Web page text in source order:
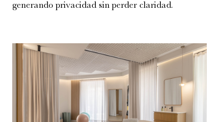
generando privacidad sin perder claridad.